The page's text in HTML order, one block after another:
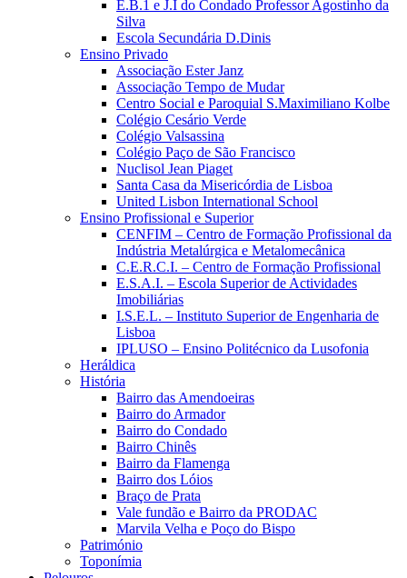
E.B.1 e J.I do Condado Professor Agostinho da
Silva
Escola Secundária D.Dinis
Ensino Privado
Associação Ester Janz
Associação Tempo de Mudar
Centro Social e Paroquial S.Maximiliano Kolbe
Colégio Cesário Verde
Colégio Valsassina
Colégio Paço de São Francisco
Nuclisol Jean Piaget
Santa Casa da Misericórdia de Lisboa
United Lisbon International School
Ensino Profissional e Superior
CENFIM – Centro de Formação Profissional da
Indústria Metalúrgica e Metalomecânica
C.E.R.C.I. – Centro de Formação Profissional
E.S.A.I. – Escola Superior de Actividades
Imobiliárias
I.S.E.L. – Instituto Superior de Engenharia de
Lisboa
IPLUSO – Ensino Politécnico da Lusofonia
Heráldica
História
Bairro das Amendoeiras
Bairro do Armador
Bairro do Condado
Bairro Chinês
Bairro da Flamenga
Bairro dos Lóios
Braço de Prata
Vale fundão e Bairro da PRODAC
Marvila Velha e Poço do Bispo
Património
Toponímia